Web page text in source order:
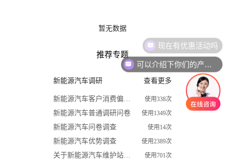
暂无数据
推荐专题
新能源汽车调研 查看更多
新能源汽车客户消费偏好调查问卷 使用338次
新能源汽车普通调研问卷 使用1349次
新能源汽车问卷调查 使用14次
新能源汽车优势调查 使用2389次
关于新能源汽车维护站调查问卷 使用701次
现在有优惠活动吗